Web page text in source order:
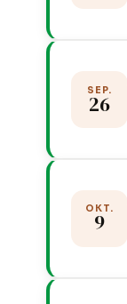
SEP.
26
OKT.
9